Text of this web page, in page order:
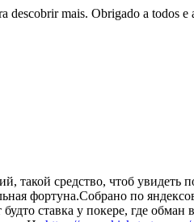
descobrir mais. Obrigado a todos
такой средство, чтоб увидеть
фортуна.Собрано по
ставка у покере, где обман